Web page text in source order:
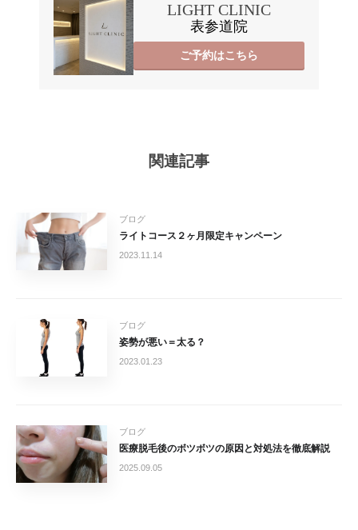
LIGHT CLINIC
表参道院
ご予約はこちら
関連記事
ブログ
ライトコース２ヶ月限定キャンペーン
2023.11.14
ブログ
姿勢が悪い＝太る？
2023.01.23
ブログ
医療脱毛後のボツボツの原因と対処法を徹底解説
2025.09.05